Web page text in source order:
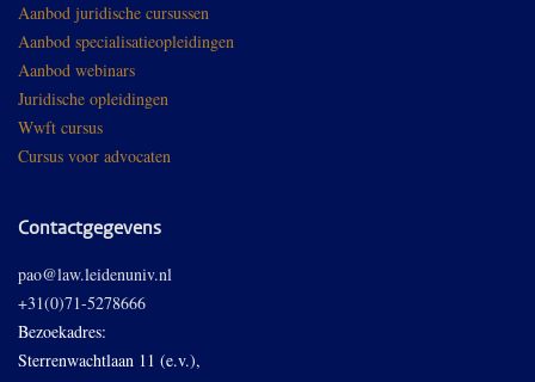
Aanbod juridische cursussen
Aanbod specialisatieopleidingen
Aanbod webinars
Juridische opleidingen
Wwft cursus
Cursus voor advocaten
Contactgegevens
pao@law.leidenuniv.nl
+31(0)71-5278666
Bezoekadres:
Sterrenwachtlaan 11 (e.v.),